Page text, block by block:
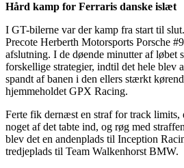
Hård kamp for Ferraris danske islæt
I GT-bilerne var der kamp fra start til
Precote Herberth Motorsports Porsche
afslutning. I de døende minutter af løbet
forskellige strategier, indtil det hele blev
spandt af banen i den ellers stærkt
hjemmeholdet GPX Racing.
Ferte fik dernæst en straf for track limits,
noget af det tabte ind, og røg med
blev det en andenplads til Inception
tredjeplads til Team Walkenhorst BMW.